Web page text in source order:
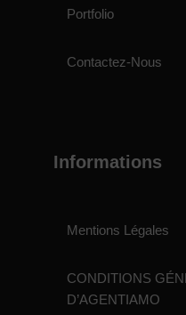
Portfolio
Contactez-Nous
Informations
Mentions Légales
CONDITIONS
D’AGENTIAMO